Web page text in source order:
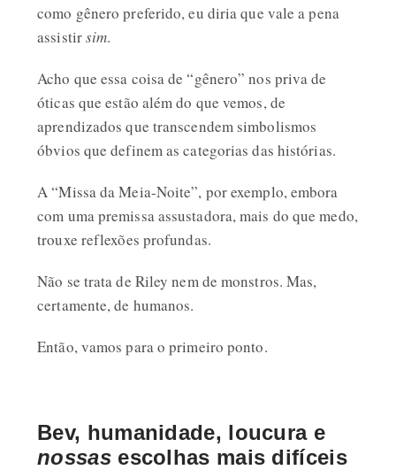
como gênero preferido, eu diria que vale a pena
assistirsim.
Acho que essa coisa de “gênero” nos priva de
óticas que estão além do que vemos, de
aprendizados que transcendem simbolismos
óbvios que definem as categorias das histórias.
A “Missa da Meia-Noite”, por exemplo, embora
com uma premissa assustadora, mais do que medo,
trouxe reflexões profundas.
Não se trata de Riley nem de monstros. Mas,
certamente, de humanos.
Então, vamos para o primeiro ponto.
Bev, humanidade, loucura e
nossasescolhas mais difíceis